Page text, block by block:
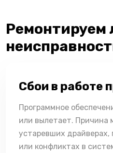
Сбои в работе
Программное
или вылетает. Причина
устаревших
или конфликтах в